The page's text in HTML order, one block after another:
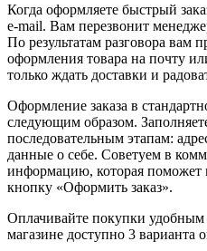
Когда оформляете быстрый
e-mail. Вам перезвонит
По результатам разговора вам
оформления товара на почту
только ждать доставки и
Оформление заказа в
следующим образом.
последовательным этапам:
данные о себе. Советуем в
информацию, которая поможет
кнопку «Оформить заказ».
Оплачивайте покупки
магазине доступно 3 варианта